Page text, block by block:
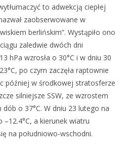
to adwekcją ciepłej
zaobserwowane w
berlińskim”. Wystąpiło ono
zaledwie dwóch dni
hPa wzrosła o 30°C i w dniu 30
po czym zaczęła raptownie
później w środkowej stratosferze
silniejsze SSW, ze wzrostem
o 37°C. W dniu 23 lutego na
a kierunek wiatru
na południowo-wschodni.